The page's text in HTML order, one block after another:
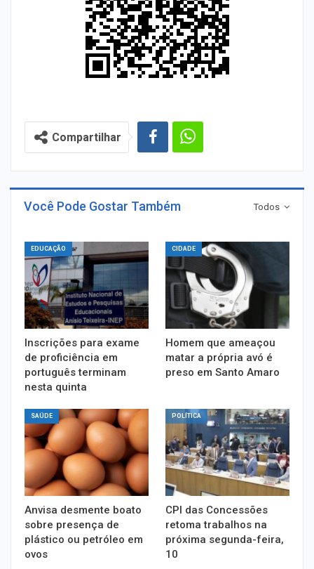
Compartilhar
Todos
Você Pode Gostar Também
EDUCAÇÃO
Inscrições para exame
de proficiência em
português terminam
nesta quinta
CIDADE
Homem que ameaçou
matar a própria avó é
preso em Santo Amaro
SAÚDE
Anvisa desmente boato
sobre presença de
plástico ou petróleo em
ovos
POLÍTICA
CPI das Concessões
retoma trabalhos na
próxima segunda-feira,
10